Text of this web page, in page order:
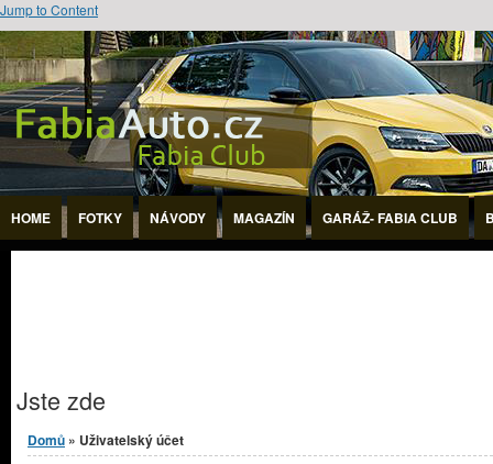
Jump to Content
HOME FOTKY NÁVODY MAGAZÍN GARÁŽ- FABIA CLUB
Jste zde
Domů » Uživatelský účet